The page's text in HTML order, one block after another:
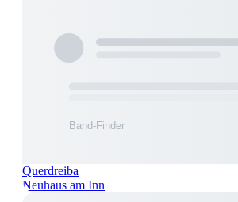
Querdreiba
Neuhaus am Inn